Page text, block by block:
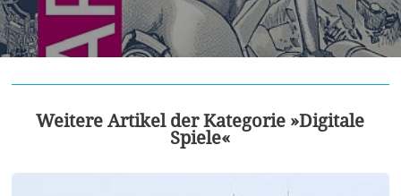
Weitere Artikel der Kategorie »Digitale
Spiele«